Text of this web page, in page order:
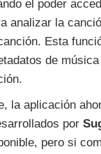
el poder
analizar la
Esta
de
la aplicación
por
pero si